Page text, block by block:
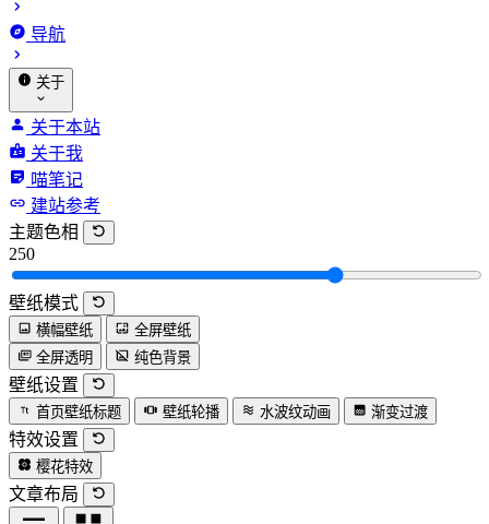
导航
关于
关于本站
关于我
喵笔记
建站参考
主题色相
250
壁纸模式
横幅壁纸
全屏壁纸
全屏透明
纯色背景
壁纸设置
首页壁纸标题 壁纸轮播 水波纹动画 渐变过渡
特效设置
樱花特效
文章布局